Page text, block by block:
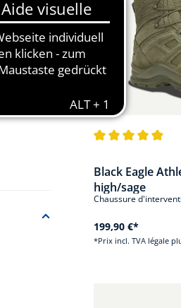
Black Eagle
high/sage
Chaussure
199,90 €*
*Prix incl. TVA légale